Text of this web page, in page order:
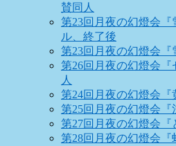
賛同人
第23回月夜の幻燈会
ル、終了後
第23回月夜の幻燈会『
第26回月夜の幻燈会『
人
第24回月夜の幻燈会『
第25回月夜の幻燈会『
第27回月夜の幻燈会『
第28回月夜の幻燈会『